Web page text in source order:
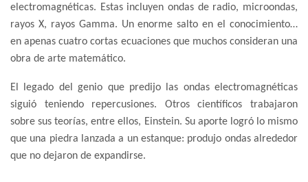
electromagnéticas. Estas incluyen ondas de radio, microondas,
rayos X, rayos Gamma. Un enorme salto en el conocimiento…
en apenas cuatro cortas ecuaciones que muchos consideran una
obra de arte matemático.
El legado del genio que predijo las ondas electromagnéticas
siguió teniendo repercusiones. Otros científicos trabajaron
sobre sus teorías, entre ellos, Einstein. Su aporte logró lo mismo
que una piedra lanzada a un estanque: produjo ondas alrededor
que no dejaron de expandirse.